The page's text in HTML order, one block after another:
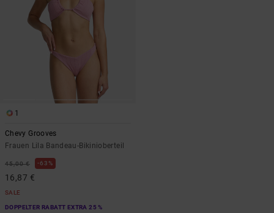
1
Chevy Grooves
Frauen Lila Bandeau-Bikinioberteil
45,00 € 63%
16,87 €
SALE
DOPPELTER RABATT EXTRA 25 %